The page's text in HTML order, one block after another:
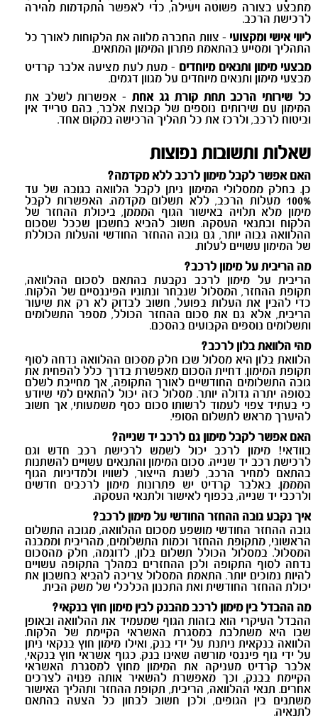
מתבצע בצורה פשוטה ויעילה, כדי לאפשר התקדמות מהירה
לרכישת הרכב.
ליווי אישי ומקצועי - צוות החברה מלווה את הלקוחות לאורך כל
התהליך ומסייע בהתאמת פתרון המימון המתאים.
מבצעי מימון ותנאים מיוחדים - מעת לעת מציעה אלבר קרדיט
מבצעי מימון ותנאים מיוחדים על מגוון דגמים.
כל שירותי הרכב תחת קורת גג אחת- אפשרות לשלב את
המימון עם שירותים נוספים של קבוצת אלבר, בהם טרייד אין
וביטוח לרכב, ולרכז את כל תהליך הרכישה במקום אחד.
שאלות ותשובות נפוצות
האם אפשר לקבל מימון לרכב ללא מקדמה?
כן. בחלק ממסלולי המימון ניתן לקבל הלוואה בגובה של עד
100% מעלות הרכב, ללא תשלום מקדמה. האפשרות לקבל
מימון מלא תלויה באישור הגוף המממן, ביכולת ההחזר של
הלקוח ובתנאי העסקה. חשוב להביא בחשבון שככל שסכום
ההלוואה גבוה יותר, גם גובה ההחזר החודשי והעלות הכוללת
של המימון עשויים לעלות.
מה הריבית על מימון לרכב?
הריבית על מימון לרכב נקבעת בהתאם לסכום ההלוואה,
תקופת ההחזר, המסלול שנבחר ונתוניו הפיננסיים של הלקוח.
כדי להבין את העלות בפועל, חשוב לבדוק לא רק את שיעור
הריבית, אלא גם את סכום ההחזר הכולל, מספר התשלומים
ותשלומים נוספים הקבועים בהסכם.
מהי הלוואת בלון לרכב?
הלוואת בלון היא מסלול שבו חלק מסכום ההלוואה נדחה לסוף
תקופת המימון. דחיית הסכום מאפשרת בדרך כלל להפחית את
גובה התשלומים החודשיים לאורך התקופה, אך מחייבת לשלם
בסופה יתרה גדולה יותר. מסלול כזה יכול להתאים למי שיודע
כי בעתיד צפוי לעמוד לרשותו סכום כסף משמעותי, אך חשוב
להיערך מראש לתשלום הסופי.
האם אפשר לקבל מימון גם לרכב יד שנייה?
בוודאי! מימון לרכב יכול לשמש לרכישת רכב חדש וגם
לרכישת רכב יד שנייה. סכום המימון והתנאים עשויים להשתנות
בהתאם למחיר הרכב, לשנת הייצור, לשוויו ולמדיניות הגוף
המממן. באלבר קרדיט יש פתרונות מימון לרכבים חדשים
ולרכבי יד שנייה, בכפוף לאישור ולתנאי העסקה.
איך נקבע גובה ההחזר החודשי על מימון לרכב?
גובה ההחזר החודשי מושפע מסכום ההלוואה, מגובה התשלום
הראשוני, מתקופת ההחזר וכמות התשלומים, מהריבית וממבנה
המסלול. במסלול הכולל תשלום בלון, לדוגמה, חלק מהסכום
נדחה לסוף התקופה ולכן ההחזרים במהלך התקופה עשויים
להיות נמוכים יותר. התאמת המסלול צריכה להביא בחשבון את
יכולת ההחזר החודשית ואת התכנון הכלכלי של משק הבית.
מה ההבדל בין מימון לרכב מהבנק לבין מימון חוץ בנקאי?
ההבדל העיקרי הוא בזהות הגוף שמעמיד את ההלוואה ובאופן
שבו היא משתלבת במסגרת האשראי הקיימת של הלקוח.
הלוואה בנקאית ניתנת על ידי בנק, ואילו מימון חוץ בנקאי ניתן
על ידי גוף פיננסי מורשה שאינו בנק. כגוף אשראי חוץ בנקאי,
אלבר קרדיט מעניקה את המימון מחוץ למסגרת האשראי
הקיימת בבנק, וכך מאפשרת להשאיר אותה פנויה לצרכים
אחרים. תנאי ההלוואה, הריבית, תקופת ההחזר ותהליך האישור
משתנים בין הגופים, ולכן חשוב לבחון כל הצעה בהתאם
לתנאיה.